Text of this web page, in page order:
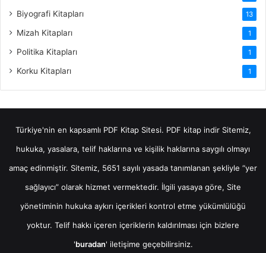
Biyografi Kitapları 13
Mizah Kitapları 1
Politika Kitapları 1
Korku Kitapları 1
Türkiye'nin en kapsamlı PDF Kitap Sitesi. PDF kitap indirSitemiz,
hukuka, yasalara, telif haklarına ve kişilik haklarına saygılı olmayı
amaç edinmiştir. Sitemiz, 5651 sayılı yasada tanımlanan şekliyle “yer
sağlayıcı” olarak hizmet vermektedir. İlgili yasaya göre, Site
yönetiminin hukuka aykırı içerikleri kontrol etme yükümlülüğü
yoktur. Telif hakkı içeren içeriklerin kaldırılması için bizlere
'buradan' iletişime geçebilirsiniz.